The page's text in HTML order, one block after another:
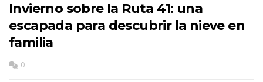
Invierno sobre la Ruta 41: una
escapada para descubrir la nieve en
familia
0